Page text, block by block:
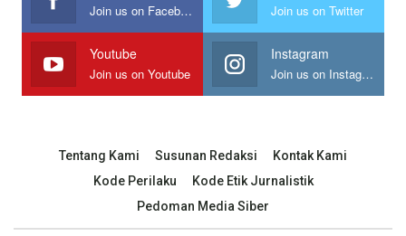
Join us on Facebook Join us on Twitter
Youtube
Join us on Youtube
Instagram
Join us on Instagram
Tentang Kami Susunan Redaksi
Kontak Kami
Kode Perilaku
Kode Etik Jurnalistik
Pedoman Media Siber